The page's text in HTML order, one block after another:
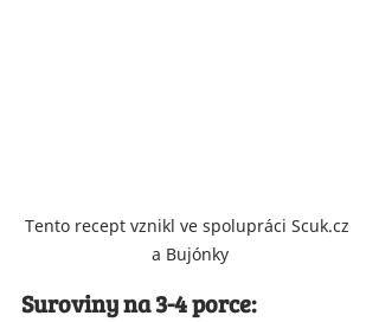
Tento recept vznikl ve spolupráci Scuk.cz
a Bujónky
Suroviny na 3-4 porce: